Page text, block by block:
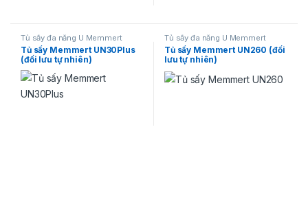
Tủ sấy đa năng U Memmert
Tủ sấy Memmert UN30Plus
(đối lưu tự nhiên)
Tủ sấy đa năng U Memmert
Tủ sấy Memmert UN260 (đối
lưu tự nhiên)